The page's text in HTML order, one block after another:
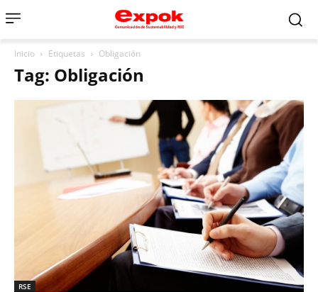
Inicio Etiquetas Obligación
Tag: Obligación
RSE